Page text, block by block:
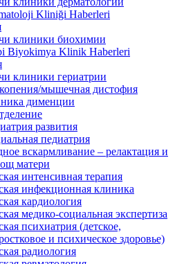
Kliniği Haberleri
клиники биохимии
Biyokimya Klinik Haberleri
клиники гериатрии
мышечная дистофия
дименции
развития
педиатрия
вскармливание – релактация и
матери
интенсивная терапия
инфекционная клиника
кардиология
медико-социальная экспертиза
психиатрия (детское,
и психическое здоровье)
радиология